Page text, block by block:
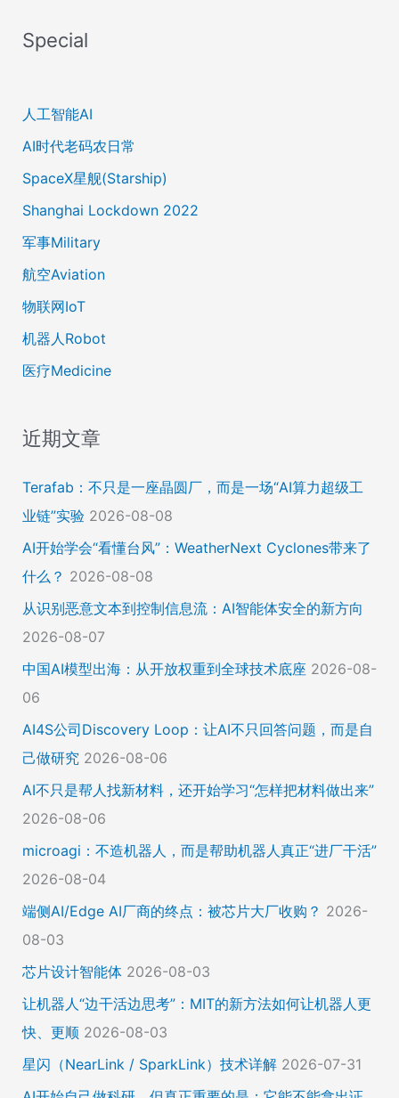
Special
人工智能AI
AI时代老码农日常
SpaceX星舰(Starship)
Shanghai Lockdown 2022
军事Military
航空Aviation
物联网IoT
机器人Robot
医疗Medicine
近期文章
Terafab：不只是一座晶圆厂，而是一场“AI算力超级工
业链”实验 2026-08-08
AI开始学会“看懂台风”：WeatherNext Cyclones带来了
什么？ 2026-08-08
从识别恶意文本到控制信息流：AI智能体安全的新方向
2026-08-07
中国AI模型出海：从开放权重到全球技术底座 2026-08-
06
AI4S公司Discovery Loop：让AI不只回答问题，而是自
己做研究 2026-08-06
AI不只是帮人找新材料，还开始学习“怎样把材料做出来”
2026-08-06
microagi：不造机器人，而是帮助机器人真正“进厂干活”
2026-08-04
端侧AI/Edge AI厂商的终点：被芯片大厂收购？ 2026-
08-03
芯片设计智能体 2026-08-03
让机器人“边干活边思考”：MIT的新方法如何让机器人更
快、更顺 2026-08-03
星闪（NearLink / SparkLink）技术详解 2026-07-31